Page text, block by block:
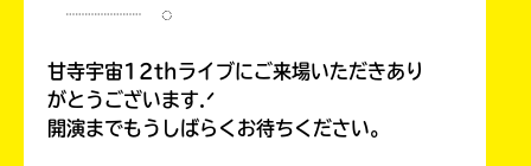
┈┈┈┈ ◌
甘寺宇宙12thライブにご来場いただきあり
がとうございます.ᐟ
開演までもうしばらくお待ちください。